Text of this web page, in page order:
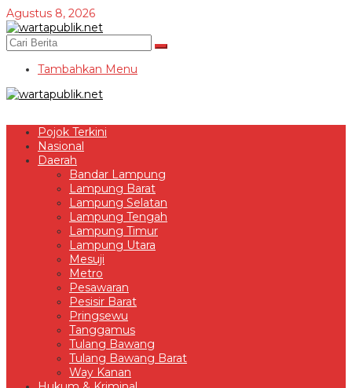
Lewati
ke
konten
Agustus 8, 2026
Tambahkan Menu
Pojok Terkini
Nasional
Daerah
Bandar Lampung
Lampung Barat
Lampung Selatan
Lampung Tengah
Lampung Timur
Lampung Utara
Mesuji
Metro
Pesawaran
Pesisir Barat
Pringsewu
Tanggamus
Tulang Bawang
Tulang Bawang Barat
Way Kanan